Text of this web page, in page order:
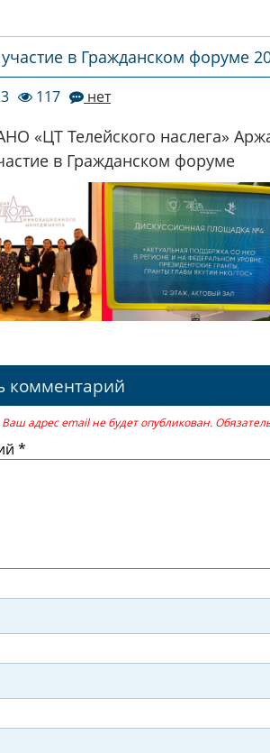
в Гражданском форуме
117 нет
«ЦТ Телейского наслега»
в Гражданском форуме
комментарий
Ваш адрес email не будет опубликован.
*